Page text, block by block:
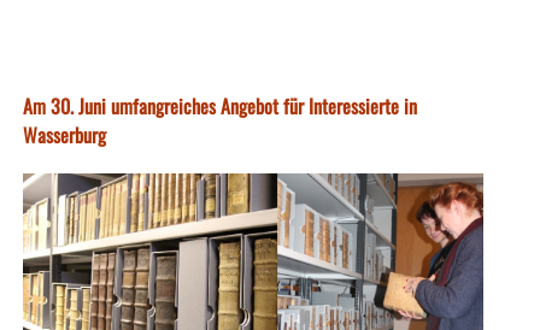
Am 30. Juni umfangreiches Angebot für Interessierte in
Wasserburg